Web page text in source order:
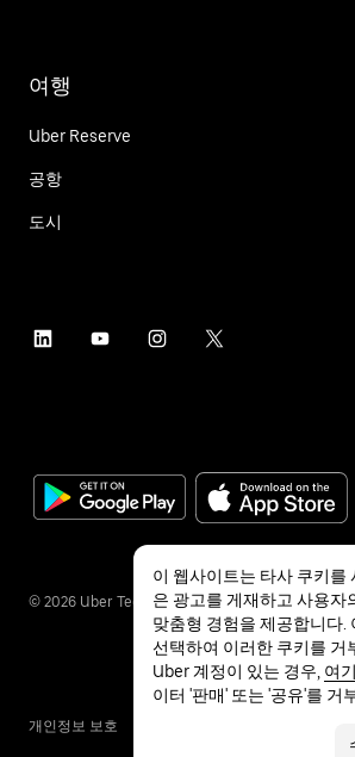
여행
Uber Reserve
공항
도시
© 2026 Uber Technologies Inc.
개인정보 보호
이 웹사이트는 타사 쿠키를
은 광고를 게재하고 사용자
맞춤형 경험을 제공합니다.
선택하여 이러한 쿠키를 거
Uber 계정이 있는 경우, 여
이터 '판매' 또는 '공유'를 거